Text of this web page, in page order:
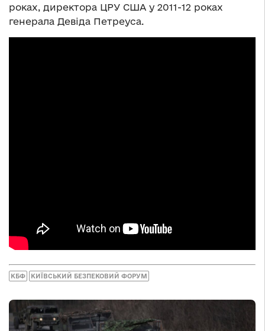
роках, директора ЦРУ США у 2011-12 роках
генерала Девіда Петреуса.
КБФ КИЇВСЬКИЙ БЕЗПЕКОВИЙ ФОРУМ